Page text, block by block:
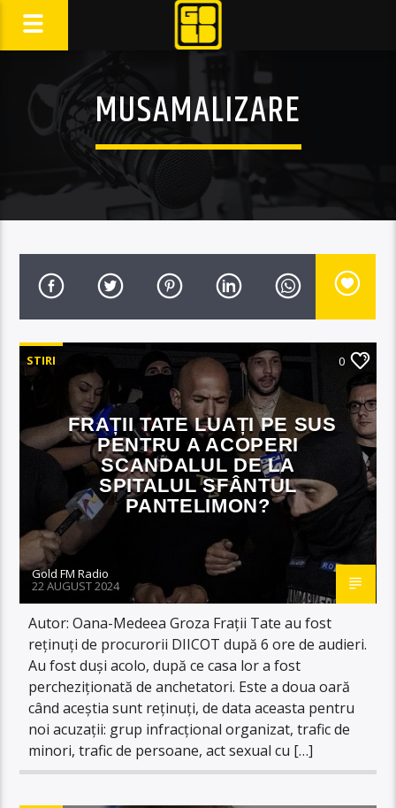
MUSAMALIZARE
STIRI 0
FRAȚII TATE LUAȚI PE SUS
PENTRU A ACOPERI
SCANDALUL DE LA
SPITALUL SFÂNTUL
PANTELIMON?
Gold FM Radio
22 AUGUST 2024
Autor: Oana-Medeea Groza Frații Tate au fost
reținuți de procurorii DIICOT după 6 ore de audieri.
Au fost duși acolo, după ce casa lor a fost
percheziționată de anchetatori. Este a doua oară
când aceștia sunt reținuți, de data aceasta pentru
noi acuzații: grup infracțional organizat, trafic de
minori, trafic de persoane, act sexual cu […]